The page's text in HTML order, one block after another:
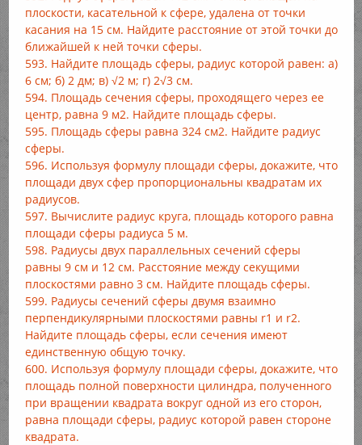
плоскости, касательной к сфере, удалена от точки
касания на 15 см. Найдите расстояние от этой точки до
ближайшей к ней точки сферы.
593. Найдите площадь сферы, радиус которой равен: а)
6 см; б) 2 дм; в) √2 м; г) 2√3 см.
594. Площадь сечения сферы, проходящего через ее
центр, равна 9 м2. Найдите площадь сферы.
595. Площадь сферы равна 324 см2. Найдите радиус
сферы.
596. Используя формулу площади сферы, докажите, что
площади двух сфер пропорциональны квадратам их
радиусов.
597. Вычислите радиус круга, площадь которого равна
площади сферы радиуса 5 м.
598. Радиусы двух параллельных сечений сферы
равны 9 см и 12 см. Расстояние между секущими
плоскостями равно 3 см. Найдите площадь сферы.
599. Радиусы сечений сферы двумя взаимно
перпендикулярными плоскостями равны r1 и r2.
Найдите площадь сферы, если сечения имеют
единственную общую точку.
600. Используя формулу площади сферы, докажите, что
площадь полной поверхности цилиндра, полученного
при вращении квадрата вокруг одной из его сторон,
равна площади сферы, радиус которой равен стороне
квадрата.